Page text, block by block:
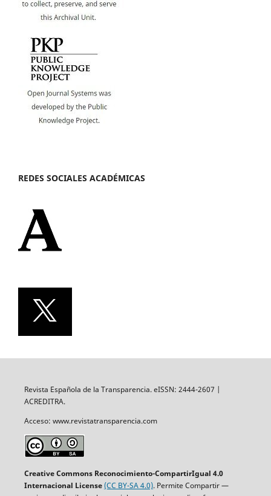
REDES SOCIALES ACADÉMICAS
Revista Española de la Transparencia. eISSN: 2444-2607 |
ACREDITRA.
Acceso: www.revistatransparencia.com
Creative Commons Reconocimiento-CompartirIgual 4.0
Internacional License(CC BY-SA 4.0). Permite Compartir —